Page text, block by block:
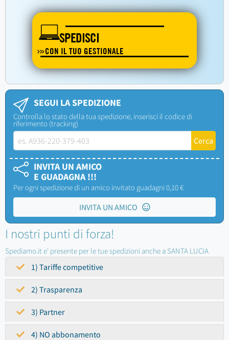
SPEDISCI
CON IL TUO GESTIONALE
SEGUI LA SPEDIZIONE
Controlla lo stato della tua spedizione, inserisci il codice di
riferimento (tracking)
INVITA UN AMICO
E GUADAGNA !!!
Per ogni spedizione di un amico invitato guadagni 0,10 €
INVITA UN AMICO
I nostri punti di forza!
Spediamo.it e' presente per le tue spedizioni anche a SANTA LUCIA
1) Tariffe competitive
2) Trasparenza
3) Partner
4) NO abbonamento